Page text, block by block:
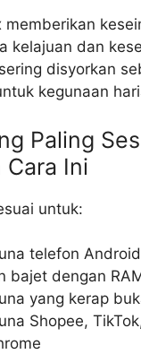
memberikan
kelajuan dan
disyorkan
kegunaan
Paling
Cara Ini
untuk:
telefon
bajet dengan
yang kerap
Shopee,